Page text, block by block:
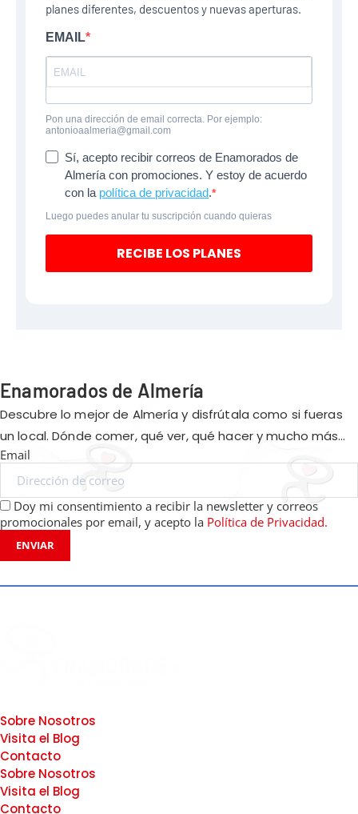
planes diferentes, descuentos y nuevas aperturas.
EMAIL
Pon una dirección de email correcta. Por ejemplo:
antonioaalmeria@gmail.com
Sí, acepto recibir correos de Enamorados de
Almería con promociones. Y estoy de acuerdo
con la política de privacidad.
Luego puedes anular tu suscripción cuando quieras
RECIBE LOS PLANES
Enamorados de Almería
Descubre lo mejor de Almería y disfrútala como si fueras
un local. Dónde comer, qué ver, qué hacer y mucho más…
Email
Doy mi consentimiento a recibir la newsletter y correos
promocionales por email, y acepto la Política de Privacidad.
ENVIAR
Sobre Nosotros
Visita el Blog
Contacto
Sobre Nosotros
Visita el Blog
Contacto